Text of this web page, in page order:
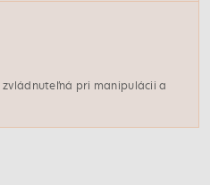
pri manipulácii a